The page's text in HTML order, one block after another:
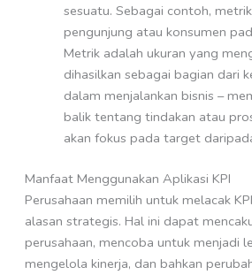
sesuatu. Sebagai contoh,
pengunjung atau konsumen
Metrik adalah ukuran yang
dihasilkan sebagai bagian dari
dalam menjalankan bisnis –
balik tentang tindakan atau
akan fokus pada target
Manfaat Menggunakan Aplikasi KPI
Perusahaan memilih untuk melacak
alasan strategis. Hal ini dapat
perusahaan, mencoba untuk menjadi
mengelola kinerja, dan bahkan